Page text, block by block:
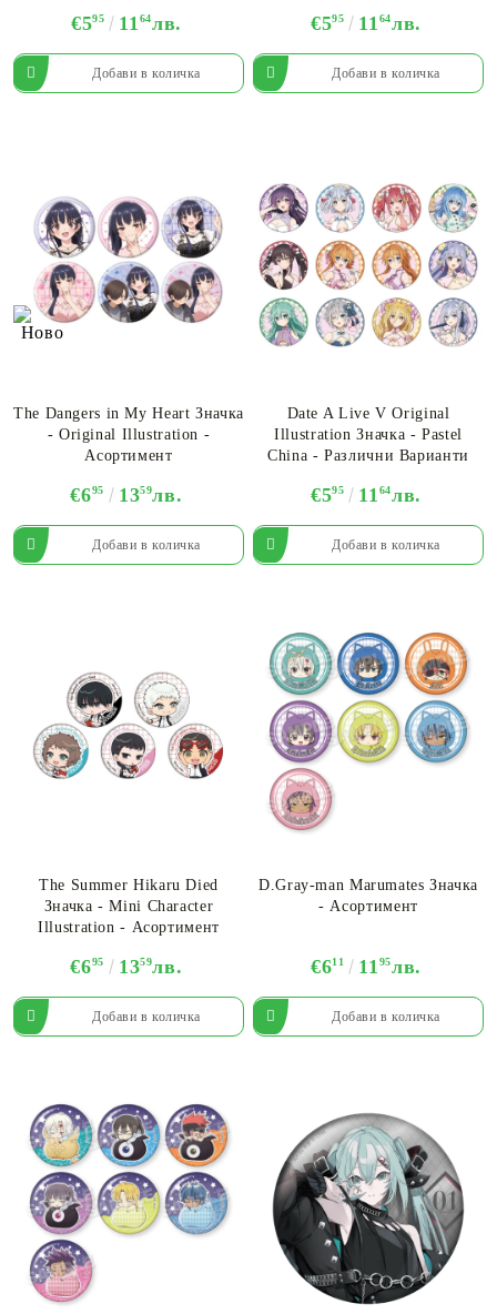
€595 11 64лв. €595 11 64лв.
The Dangers in My Heart Значка
- Original Illustration -
Асортимент
€695 1359лв.
Date A Live V Original
Illustration Значка - Pastel
China - Различни Варианти
€595 11 64лв.
The Summer Hikaru Died
Значка - Mini Character
Illustration - Асортимент
€695 1359лв.
D.Gray-man Marumates Значкa
- Асортимент
€611 11 95лв.